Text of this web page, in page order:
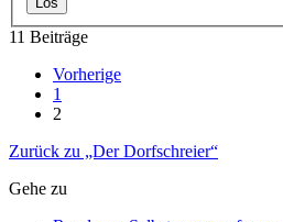
11 Beiträge
Vorherige
1
2
Zurück zu „Der Dorfschreier“
Gehe zu